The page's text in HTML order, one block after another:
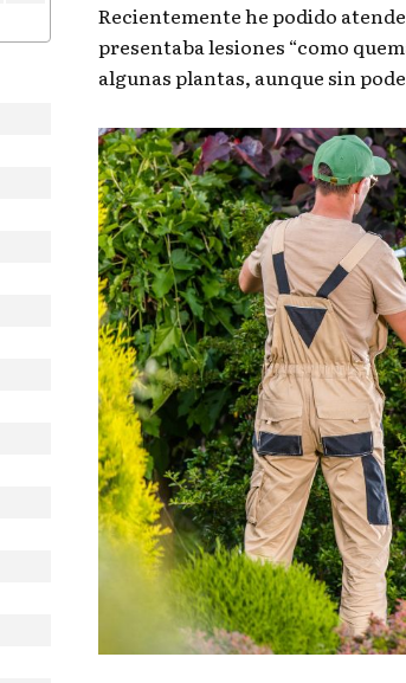
Recientemente he podido
presentaba lesiones “como
algunas plantas, aunque sin